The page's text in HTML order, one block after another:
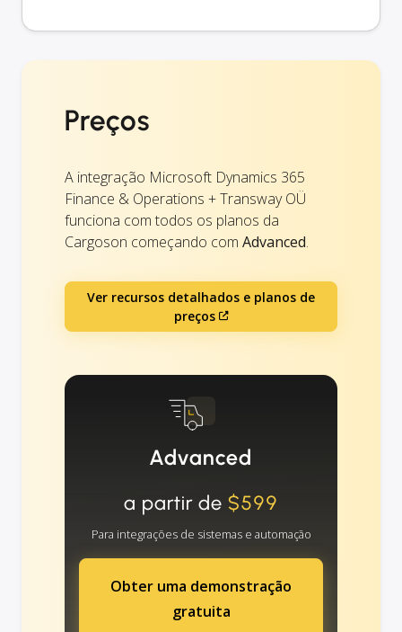
Preços
A integração Microsoft Dynamics 365
Finance & Operations + Transway OÜ
funciona com todos os planos da
Cargoson começando com Advanced.
Ver recursos detalhados e planos de
preços
Advanced
a partir de $599
Para integrações de sistemas e automação
Obter uma demonstração
gratuita